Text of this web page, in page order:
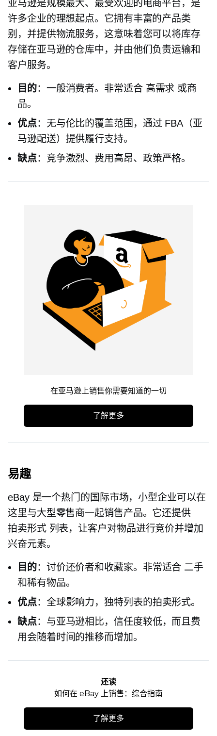
亚马逊是规模最大、最受欢迎的电商平台，是
许多企业的理想起点。它拥有丰富的产品类
别，并提供物流服务，这意味着您可以将库存
存储在亚马逊的仓库中，并由他们负责运输和
客户服务。
目的：一般消费者。非常适合 高需求 或商
品。
优点：无与伦比的覆盖范围，通过 FBA（亚
马逊配送）提供履行支持。
缺点：竞争激烈、费用高昂、政策严格。
在亚马逊上销售你需要知道的一切
了解更多
易趣
eBay 是一个热门的国际市场，小型企业可以在
这里与大型零售商一起销售产品。它还提供
拍卖形式列表，让客户对物品进行竞价并增加
兴奋元素。
目的：讨价还价者和收藏家。非常适合 二手
和稀有物品。
优点：全球影响力，独特列表的拍卖形式。
缺点：与亚马逊相比，信任度较低，而且费
用会随着时间的推移而增加。
还读
如何在 eBay 上销售：综合指南
了解更多